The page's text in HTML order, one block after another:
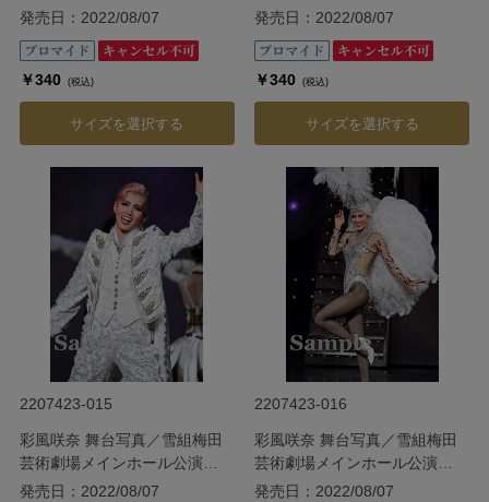
『ODYSSEY―The Age of
発売日：2022/08/07
￥340 (税込)
サイズを選択する
『ODYSSEY―The Age of
発売日：2022/08/07
￥340 (税込)
サイズを選択する
2207423-015
彩風咲奈 舞台写真／雪組梅田
芸術劇場メインホール公演
『ODYSSEY―The Age of
発売日：2022/08/07
2207423-016
彩風咲奈 舞台写真／雪組梅田
芸術劇場メインホール公演
『ODYSSEY―The Age of
発売日：2022/08/07